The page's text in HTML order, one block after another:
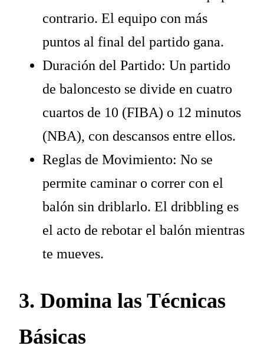
contrario. El equipo con más
puntos al final del partido gana.
Duración del Partido: Un partido
de baloncesto se divide en cuatro
cuartos de 10 (FIBA) o 12 minutos
(NBA), con descansos entre ellos.
Reglas de Movimiento: No se
permite caminar o correr con el
balón sin driblarlo. El dribbling es
el acto de rebotar el balón mientras
te mueves.
3. Domina las Técnicas
Básicas